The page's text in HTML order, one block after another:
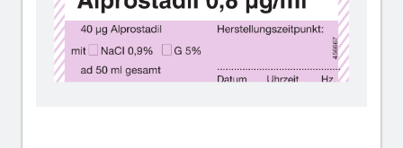
Lokalanästhetika (grau)
Vasopressoren (hellviolett)
Antihypertonika/Vasodilatantien (hellviolett